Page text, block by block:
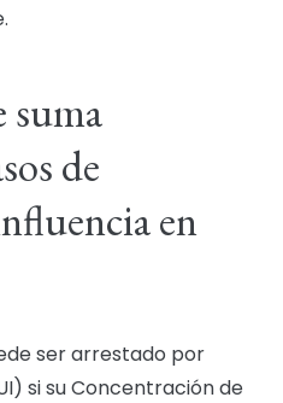
suma
de
en
ser arrestado por
si su Concentración de